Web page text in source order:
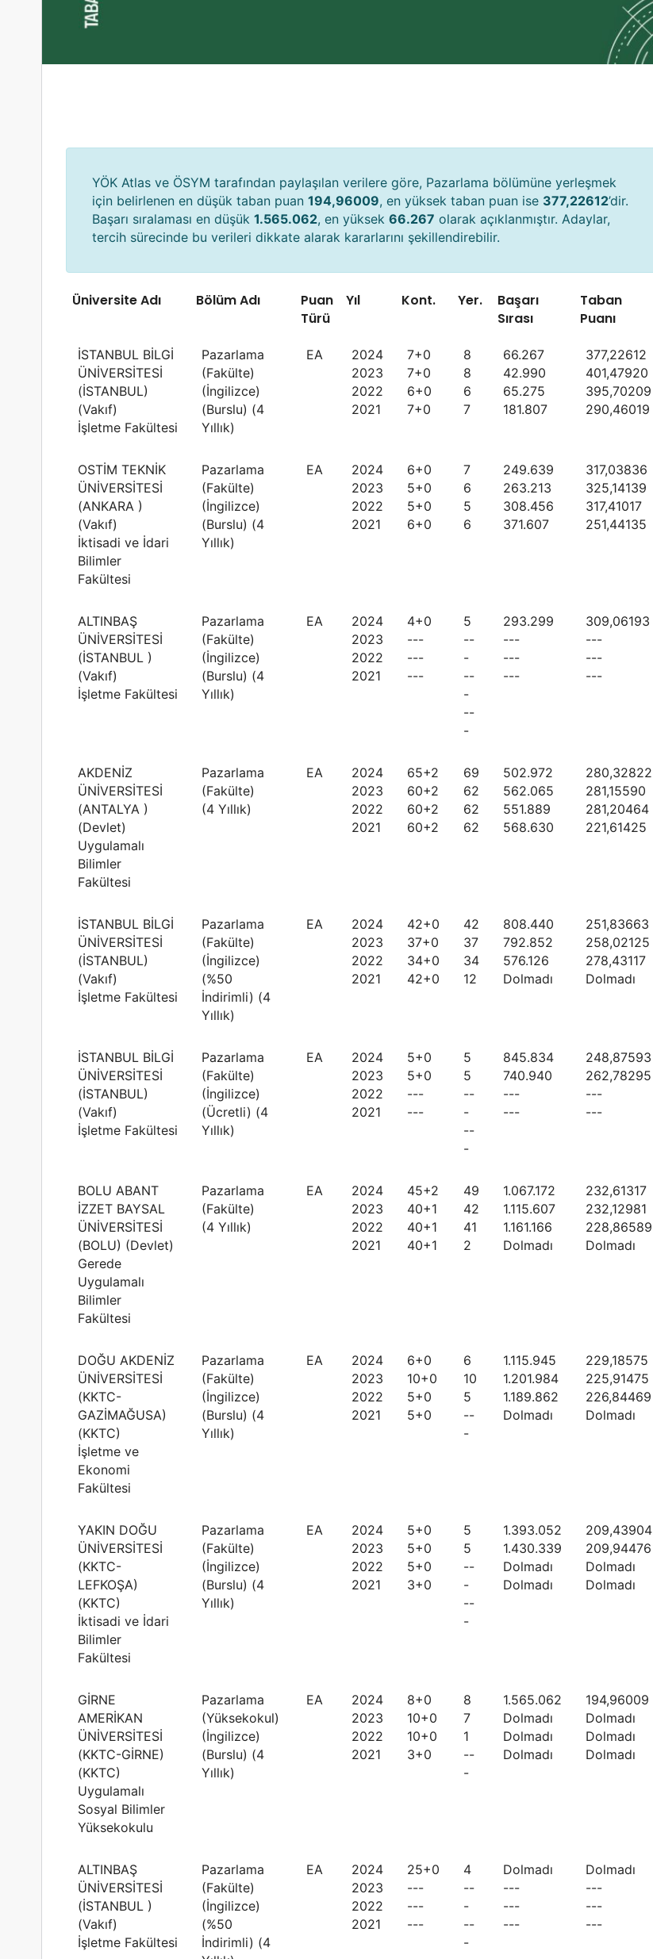
YÖK Atlas ve ÖSYM tarafından paylaşılan verilere göre, Pazarlama bölümüne yerleşmek
için belirlenen en düşük taban puan 194,96009, en yüksek taban puan ise 377,22612’dir.
Başarı sıralaması en düşük 1.565.062, en yüksek 66.267 olarak açıklanmıştır. Adaylar,
tercih sürecinde bu verileri dikkate alarak kararlarını şekillendirebilir.
Üniversite Adı Bölüm Adı
Puan
Türü
Yıl Kont. Yer.
Başarı
Sırası
Taban
Puanı
İSTANBUL BİLGİ
ÜNİVERSİTESİ
(İSTANBUL)
(Vakıf)
İşletme Fakültesi
Pazarlama
(Fakülte)
(İngilizce)
(Burslu) (4
Yıllık)
EA
2024
2023
2022
2021
7+0
7+0
6+0
7+0
8
8
6
7
66.267
42.990
65.275
181.807
377,22612
401,47920
395,70209
290,46019
OSTİM TEKNİK
ÜNİVERSİTESİ
(ANKARA )
(Vakıf)
İktisadi ve İdari
Bilimler
Fakültesi
Pazarlama
(Fakülte)
(İngilizce)
(Burslu) (4
Yıllık)
EA
2024
2023
2022
2021
6+0
5+0
5+0
6+0
7
6
5
6
249.639
263.213
308.456
371.607
317,03836
325,14139
317,41017
251,44135
ALTINBAŞ
ÜNİVERSİTESİ
(İSTANBUL )
(Vakıf)
İşletme Fakültesi
Pazarlama
(Fakülte)
(İngilizce)
(Burslu) (4
Yıllık)
EA
2024
2023
2022
2021
4+0
---
---
---
5
--
-
--
-
--
-
293.299
---
---
---
309,06193
---
---
---
AKDENİZ
ÜNİVERSİTESİ
(ANTALYA )
(Devlet)
Uygulamalı
Bilimler
Fakültesi
Pazarlama
(Fakülte)
(4 Yıllık)
EA
2024
2023
2022
2021
65+2
60+2
60+2
60+2
69
62
62
62
502.972
562.065
551.889
568.630
280,32822
281,15590
281,20464
221,61425
İSTANBUL BİLGİ
ÜNİVERSİTESİ
(İSTANBUL)
(Vakıf)
İşletme Fakültesi
Pazarlama
(Fakülte)
(İngilizce)
(%50
İndirimli) (4
Yıllık)
EA
2024
2023
2022
2021
42+0
37+0
34+0
42+0
42
37
34
12
808.440
792.852
576.126
Dolmadı
251,83663
258,02125
278,43117
Dolmadı
İSTANBUL BİLGİ
ÜNİVERSİTESİ
(İSTANBUL)
(Vakıf)
İşletme Fakültesi
Pazarlama
(Fakülte)
(İngilizce)
(Ücretli) (4
Yıllık)
EA
2024
2023
2022
2021
5+0
5+0
---
---
5
5
--
-
--
-
845.834
740.940
---
---
248,87593
262,78295
---
---
BOLU ABANT
İZZET BAYSAL
ÜNİVERSİTESİ
(BOLU) (Devlet)
Gerede
Uygulamalı
Bilimler
Fakültesi
Pazarlama
(Fakülte)
(4 Yıllık)
EA
2024
2023
2022
2021
45+2
40+1
40+1
40+1
49
42
41
2
1.067.172
1.115.607
1.161.166
Dolmadı
232,61317
232,12981
228,86589
Dolmadı
DOĞU AKDENİZ
ÜNİVERSİTESİ
(KKTC-
GAZİMAĞUSA)
(KKTC)
İşletme ve
Ekonomi
Fakültesi
Pazarlama
(Fakülte)
(İngilizce)
(Burslu) (4
Yıllık)
EA
2024
2023
2022
2021
6+0
10+0
5+0
5+0
6
10
5
--
-
1.115.945
1.201.984
1.189.862
Dolmadı
229,18575
225,91475
226,84469
Dolmadı
YAKIN DOĞU
ÜNİVERSİTESİ
(KKTC-
LEFKOŞA)
(KKTC)
İktisadi ve İdari
Bilimler
Fakültesi
Pazarlama
(Fakülte)
(İngilizce)
(Burslu) (4
Yıllık)
EA
2024
2023
2022
2021
5+0
5+0
5+0
3+0
5
5
--
-
--
-
1.393.052
1.430.339
Dolmadı
Dolmadı
209,43904
209,94476
Dolmadı
Dolmadı
GİRNE
AMERİKAN
ÜNİVERSİTESİ
(KKTC-GİRNE)
(KKTC)
Uygulamalı
Sosyal Bilimler
Yüksekokulu
Pazarlama
(Yüksekokul)
(İngilizce)
(Burslu) (4
Yıllık)
EA
2024
2023
2022
2021
8+0
10+0
10+0
3+0
8
7
1
--
-
1.565.062
Dolmadı
Dolmadı
Dolmadı
194,96009
Dolmadı
Dolmadı
Dolmadı
ALTINBAŞ
ÜNİVERSİTESİ
(İSTANBUL )
(Vakıf)
İşletme Fakültesi
Pazarlama
(Fakülte)
(İngilizce)
(%50
İndirimli) (4
EA
2024
2023
2022
2021
25+0
---
---
---
4
--
-
--
-
Dolmadı
---
---
---
Dolmadı
---
---
---